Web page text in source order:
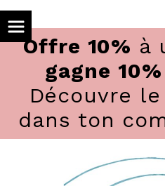
Offre 10% à
gagne 10%
Découvre le
dans ton